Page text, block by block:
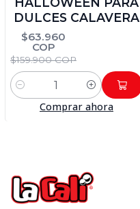
DULCES CALAVERA
$63.960
COP
$159.900 COP
Cantidad
Comprar ahora